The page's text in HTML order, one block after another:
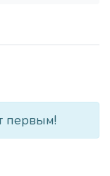
первым!